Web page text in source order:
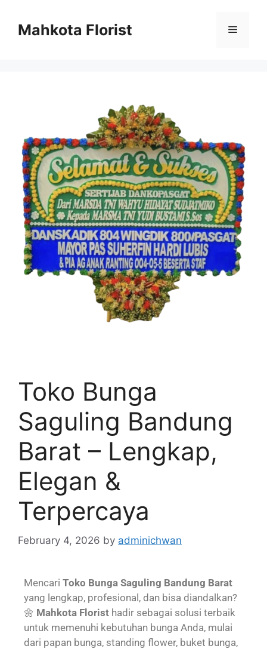
Mahkota Florist
Toko Bunga
Saguling Bandung
Barat – Lengkap,
Elegan &
Terpercaya
February 4, 2026 by adminichwan
Mencari Toko Bunga Saguling Bandung Barat
yang lengkap, profesional, dan bisa diandalkan?
🌼 Mahkota Florist hadir sebagai solusi terbaik
untuk memenuhi kebutuhan bunga Anda, mulai
dari papan bunga, standing flower, buket bunga,